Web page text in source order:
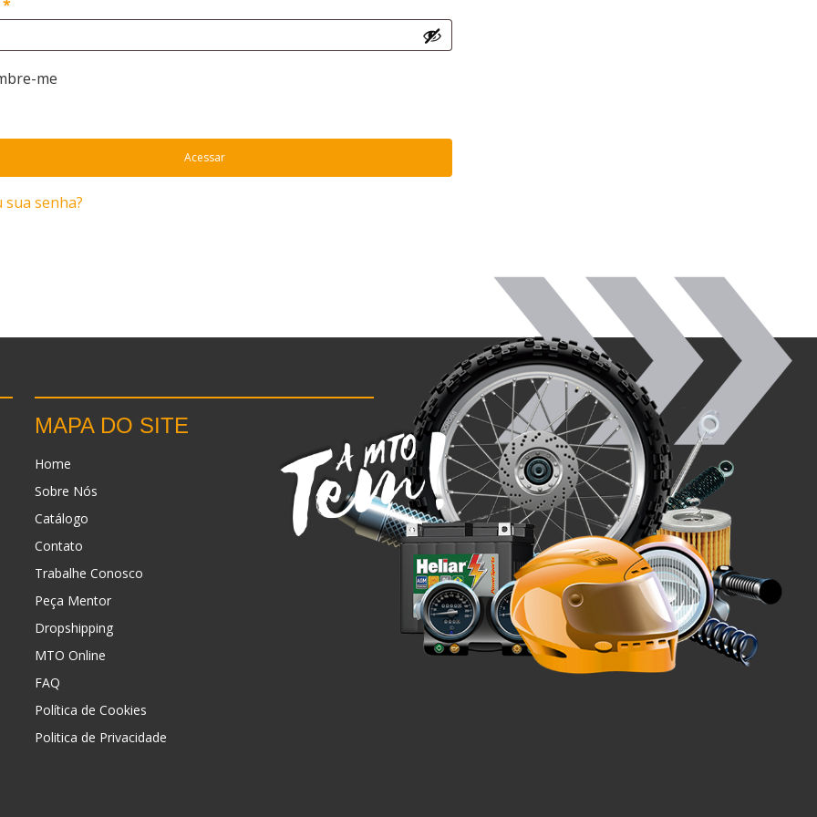
*
me
Acessar
sua senha?
MAPA DO SITE
Home
Sobre Nós
Catálogo
Contato
Trabalhe Conosco
Peça Mentor
Dropshipping
MTO Online
FAQ
Política de Cookies
Politica de Privacidade